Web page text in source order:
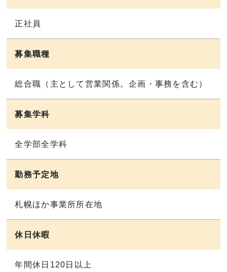
正社員
募集職種
総合職（主として営業関係。企画・事務を含む）
募集学科
全学部全学科
勤務予定地
札幌ほか事業所所在地
休日休暇
年間休日120日以上